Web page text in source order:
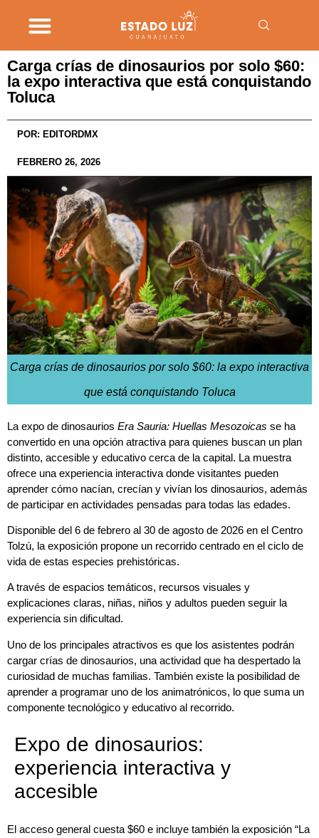
Carga crías de dinosaurios por solo $60:
la expo interactiva que está conquistando
Toluca
POR: EDITORDMX
FEBRERO 26, 2026
Carga crías de dinosaurios por solo $60: la expo interactiva
que está conquistando Toluca
La expo de dinosaurios Era Sauria: Huellas Mesozoicas se ha
convertido en una opción atractiva para quienes buscan un plan
distinto, accesible y educativo cerca de la capital. La muestra
ofrece una experiencia interactiva donde visitantes pueden
aprender cómo nacían, crecían y vivían los dinosaurios, además
de participar en actividades pensadas para todas las edades.
Disponible del 6 de febrero al 30 de agosto de 2026 en el Centro
Tolzú, la exposición propone un recorrido centrado en el ciclo de
vida de estas especies prehistóricas.
A través de espacios temáticos, recursos visuales y
explicaciones claras, niñas, niños y adultos pueden seguir la
experiencia sin dificultad.
Uno de los principales atractivos es que los asistentes podrán
cargar crías de dinosaurios, una actividad que ha despertado la
curiosidad de muchas familias. También existe la posibilidad de
aprender a programar uno de los animatrónicos, lo que suma un
componente tecnológico y educativo al recorrido.
Expo de dinosaurios:
experiencia interactiva y
accesible
El acceso general cuesta $60 e incluye también la exposición “La